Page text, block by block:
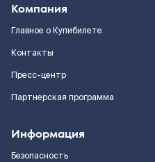
Компания
Главное о Купибилете
Контакты
Пресс-центр
Партнерская программа
Информация
Безопасность